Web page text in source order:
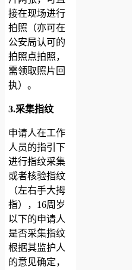
接在现场进行
拍照（亦可在
公安局认可的
拍照点拍照，
需领取照片回
执）。
3.采集指纹
申请人在工作
人员的指引下
进行指纹采集
或者核验指纹
（左右手大拇
指），16周岁
以下的申请人
是否采集指纹
根据其监护人
的意见确定，